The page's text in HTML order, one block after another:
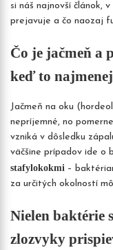
si náš najnovší článok,
prejavuje a čo naozaj
Čo je jačmeň a
keď to
Jačmeň na oku
nepríjemné, no
vzniká v dôsledku
väčšine prípadov ide o
stafylokokmi –
za určitých okolností
Nielen baktérie
zlozvyky